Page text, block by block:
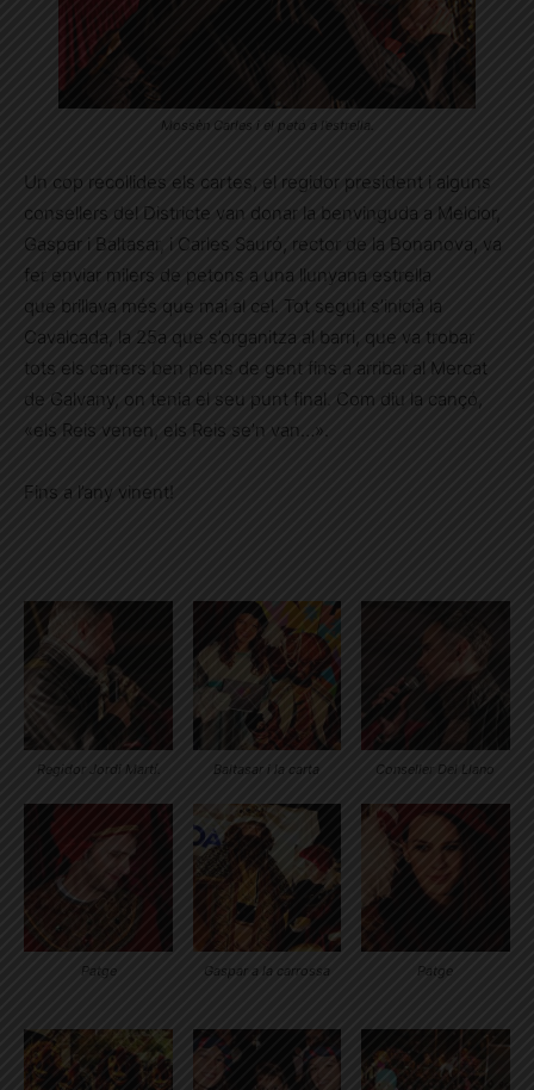
Mossèn Carles i el petó a l’estrella.
Un cop recollides els cartes, el regidor president i alguns
consellers del Districte van donar la benvinguda a Melcior,
Gaspar i Baltasar, i Carles Sauró, rector de la Bonanova, va
fer enviar milers de petons a una llunyana estrella
que brillava més que mai al cel. Tot seguit s’inicià la
Cavalcada, la 25a que s’organitza al barri, que va trobar
tots els carrers ben plens de gent fins a arribar al Mercat
de Galvany, on tenia el seu punt final. Com diu la cançó,
«els Reis venen, els Reis se’n van…».
Fins a l’any vinent!
Regidor Jordi Martí. Baltasar i la carta Conseller Del Llano
Patge Gaspar a la carrossa Patge